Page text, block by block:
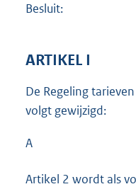
Besluit:
ARTIKEL I
De Regeling
volgt gewijzigd:
A
Artikel 2 wordt als